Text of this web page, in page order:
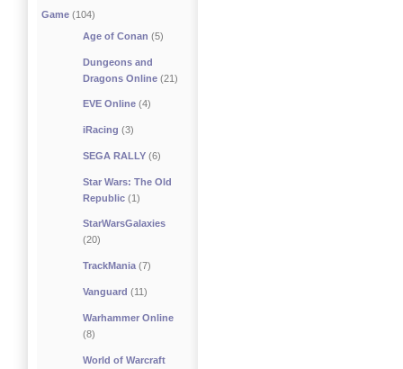
Game (104)
Age of Conan (5)
Dungeons and
Dragons Online(21)
EVE Online(4)
iRacing (3)
SEGA RALLY(6)
Star Wars: The Old
Republic(1)
StarWarsGalaxies
(20)
TrackMania(7)
Vanguard (11)
Warhammer Online
(8)
World of Warcraft